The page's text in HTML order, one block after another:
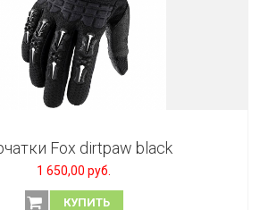
Fox dirtpaw black
1 650,00 руб.
КУПИТЬ